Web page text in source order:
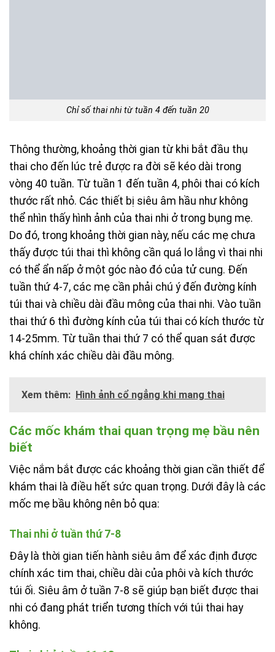
Chỉ số thai nhi từ tuần 4 đến tuần 20
Thông thường, khoảng thời gian từ khi bắt đầu thụ
thai cho đến lúc trẻ được ra đời sẽ kéo dài trong
vòng 40 tuần. Từ tuần 1 đến tuần 4, phôi thai có kích
thước rất nhỏ. Các thiết bị siêu âm hầu như không
thể nhìn thấy hình ảnh của thai nhi ở trong bụng mẹ.
Do đó, trong khoảng thời gian này, nếu các mẹ chưa
thấy được túi thai thì không cần quá lo lắng vì thai nhi
có thể ẩn nấp ở một góc nào đó của tử cung. Đến
tuần thứ 4-7, các mẹ cần phải chú ý đến đường kính
túi thai và chiều dài đầu mông của thai nhi. Vào tuần
thai thứ 6 thì đường kính của túi thai có kích thước từ
14-25mm. Từ tuần thai thứ 7 có thể quan sát được
khá chính xác chiều dài đầu mông.
Xem thêm: Hình ảnh cổ ngẳng khi mang thai
Các mốc khám thai quan trọng mẹ bầu nên
biết
Việc nắm bắt được các khoảng thời gian cần thiết để
khám thai là điều hết sức quan trọng. Dưới đây là các
mốc mẹ bầu không nên bỏ qua:
Thai nhi ở tuần thứ 7-8
Đây là thời gian tiến hành siêu âm để xác định được
chính xác tim thai, chiều dài của phôi và kích thước
túi ối. Siêu âm ở tuần 7-8 sẽ giúp bạn biết được thai
nhi có đang phát triển tương thích với túi thai hay
không.